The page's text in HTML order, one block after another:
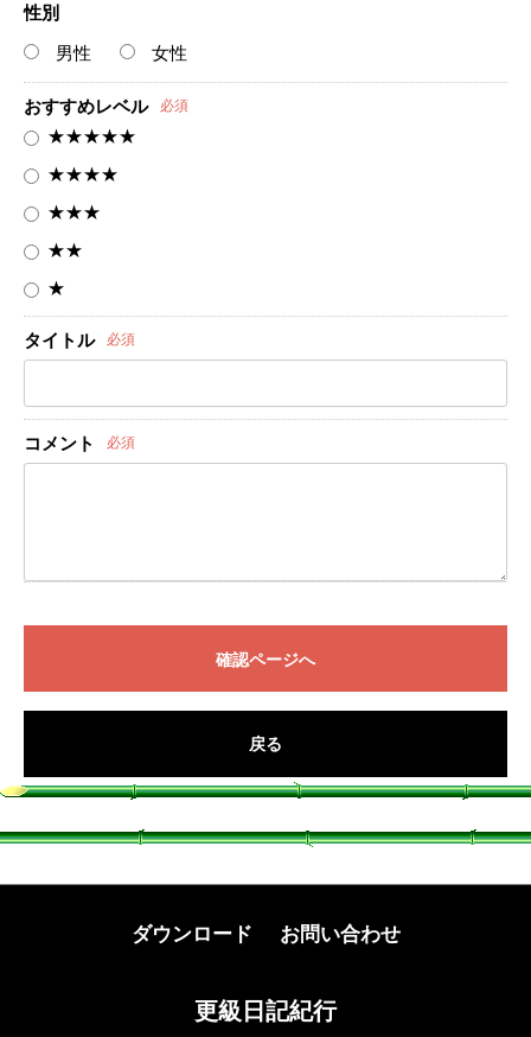
性別
男性
女性
おすすめレベル 必須
★★★★★
★★★★
★★★
★★
★
タイトル 必須
コメント 必須
確認ページへ
戻る
ダウンロード お問い合わせ
更級日記紀行